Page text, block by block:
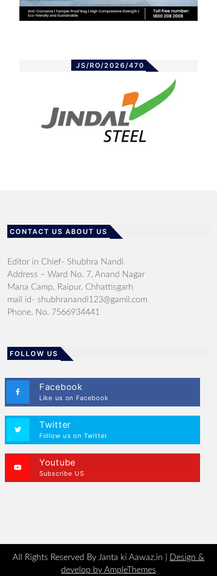
JS/RO/2026/470
CONTACT US ABOUT US
Editor in Chief- Shubhra Nandi
Address – Ward No. 7, Anand Nagar
Mana Camp, Raipur, Chhattisgarh
mail id- shubhranandi123@gamil.com
Phone. No. 7566934441
FOLLOW US
Facebook
Like us on Facebook
Twitter
Follow us on Twitter
Youtube
Subscribe US
All Rights Reserved By Janta ki Aawaz.in |
Design &
develop by AmpleThemes